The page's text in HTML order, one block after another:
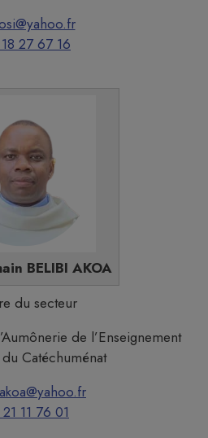
27 67 16
BELIBI AKOA
du secteur
de l’Enseignement
Catéchuménat
11 76 01